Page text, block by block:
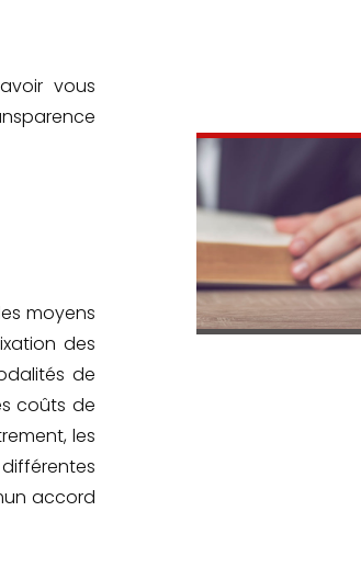
vous
moyens
des
de
coûts de
les
accord